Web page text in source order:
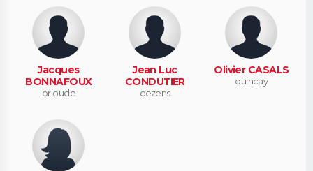
Jacques
BONNAFOUX
brioude
Jean Luc
CONDUTIER
cezens
Olivier CASALS
quincay